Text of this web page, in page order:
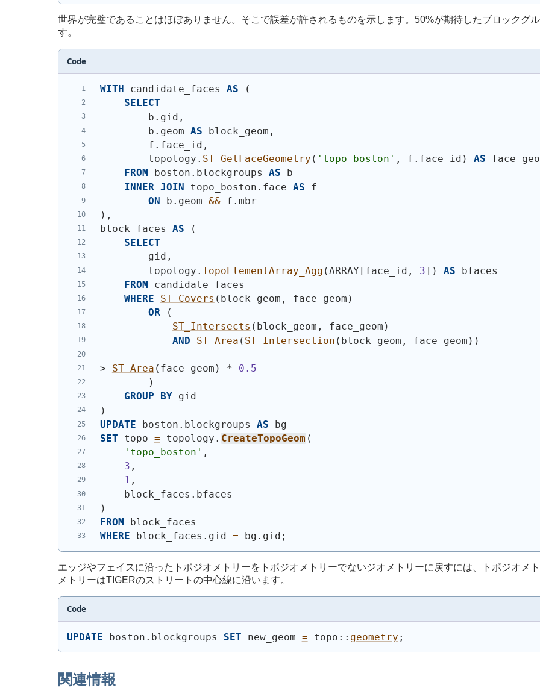
世界が完璧であることはほぼありません。そこで誤差が許されるものを示します。50%が期待したブロックグ
す。
Code
WITH candidate_faces AS
(
SELECT
        b.gid,
        b.geom
AS block_geom,
        f.face_id,
        topology.
ST_GetFaceGeometry ( 'topo_boston' , f.face_id ) AS
FROM
boston.blockgroups AS b
INNER JOIN topo_boston.face AS f
ON b.geom && f.mbr
) ,
block_faces AS
(
SELECT
        gid,
        topology.
TopoElementArray_Agg (ARRAY[face_id, 3] ) AS bfaces
FROM candidate_faces
WHERE
ST_Covers ( block_geom, face_geom )
OR
(
ST_Intersects ( block_geom, face_geom )
AND
ST_Area ( ST_Intersection ( block_geom, face_geom ) )
> ST_Area ( face_geom ) * 0.5
)
GROUP
BY gid
)
UPDATE boston.blockgroups AS bg
SET topo = topology. CreateTopoGeom (
'topo_boston' ,
3 ,
1 ,
    block_faces.bfaces
)
FROM block_faces
WHERE block_faces.gid = bg.gid;
エッジやフェイスに沿ったトポジオメトリーをトポジオメトリーでないジオメトリーに戻すには、トポジオメ
メトリーはTIGERのストリートの中心線に沿います。
Code
UPDATE boston.blockgroups SET new_geom = topo:: geometry ;
関連情報